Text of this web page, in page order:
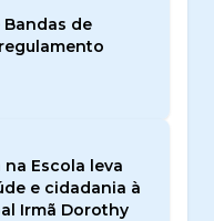
Bandas de
Escola leva
e cidadania à
Irmã Dorothy